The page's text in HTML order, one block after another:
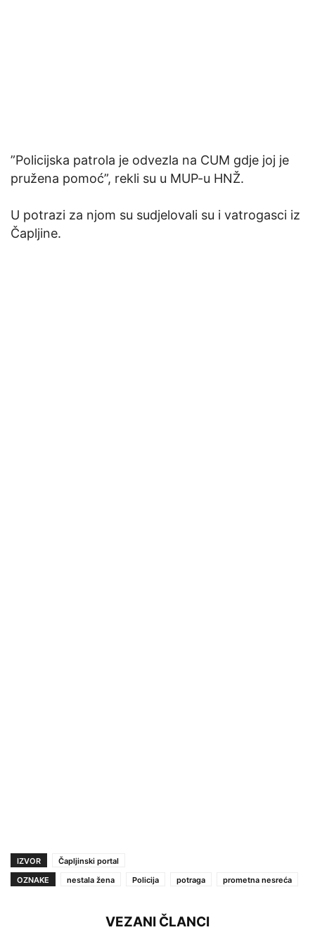
”Policijska patrola je odvezla na CUM gdje joj je
pružena pomoć”, rekli su u MUP-u HNŽ.
U potrazi za njom su sudjelovali su i vatrogasci iz
Čapljine.
IZVOR
Čapljinski portal
OZNAKE
nestala žena Policija potraga prometna nesreća
VEZANI ČLANCI